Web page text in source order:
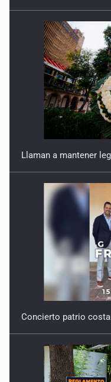
Concierto patrio
Instalan señalética en